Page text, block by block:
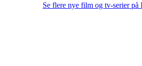
Se flere nye film og tv-serier